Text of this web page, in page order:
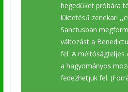
hegedűket próbára
lüktetésű zenekari
Sanctusban
változást a
fel. A méltóságteljes
a hagyományos
fedezhetjük fel.